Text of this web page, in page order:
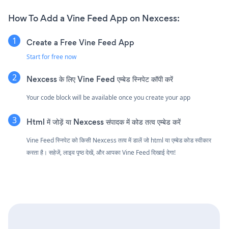
How To Add a Vine Feed App on Nexcess:
Create a Free Vine Feed App
Start for free now
Nexcess के लिए Vine Feed एम्बेड स्निपेट कॉपी करें
Your code block will be available once you create your app
Html में जोड़ें या Nexcess संपादक में कोड तत्व एम्बेड करें
Vine Feed स्निपेट को किसी Nexcess तत्व में डालें जो html या एम्बेड कोड स्वीकार
करता है। सहेजें, लाइव पृष्ठ देखें, और आपका Vine Feed दिखाई देगा!